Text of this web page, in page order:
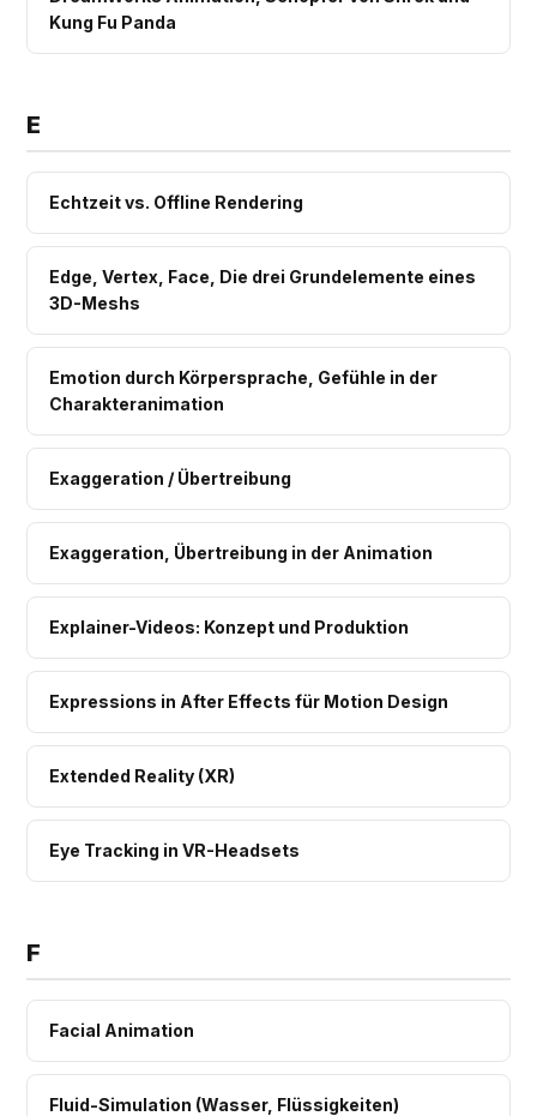
Kung Fu Panda
E
Echtzeit vs. Offline Rendering
Edge, Vertex, Face, Die drei Grundelemente eines
3D-Meshs
Emotion durch Körpersprache, Gefühle in der
Charakteranimation
Exaggeration / Übertreibung
Exaggeration, Übertreibung in der Animation
Explainer-Videos: Konzept und Produktion
Expressions in After Effects für Motion Design
Extended Reality (XR)
Eye Tracking in VR-Headsets
F
Facial Animation
Fluid-Simulation (Wasser, Flüssigkeiten)